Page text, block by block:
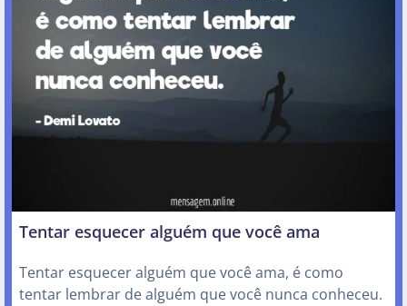
Tentar esquecer alguém que você ama
Tentar esquecer alguém que você ama, é como
tentar lembrar de alguém que você nunca conheceu.